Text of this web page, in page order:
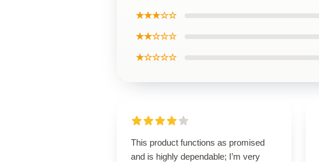
★★★☆☆
★★☆☆☆
★☆☆☆☆
This product functions as promised
and is highly dependable; I’m very